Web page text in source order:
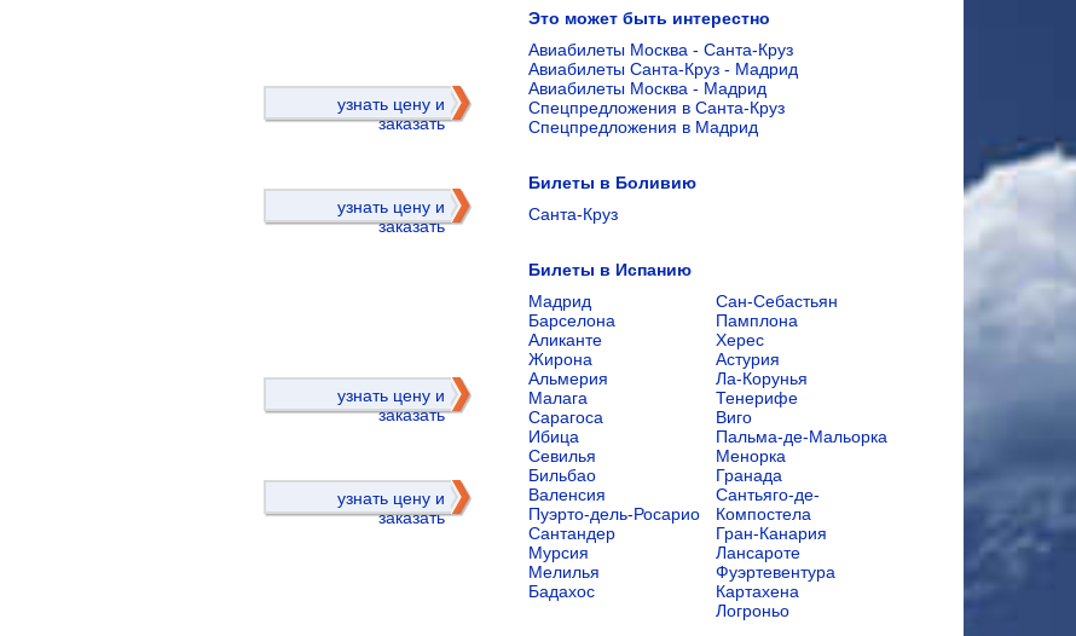
узнать цену и
заказать
узнать цену и
заказать
узнать цену и
заказать
узнать цену и
заказать
Это может быть интерестно
Авиабилеты Москва - Санта-Круз
Авиабилеты Санта-Круз - Мадрид
Авиабилеты Москва - Мадрид
Спецпредложения в Санта-Круз
Спецпредложения в Мадрид
Билеты в Боливию
Санта-Круз
Билеты в Испанию
Мадрид
Барселона
Аликанте
Жирона
Альмерия
Малага
Сарагоса
Ибица
Севилья
Бильбао
Валенсия
Пуэрто-дель-Росарио
Сантандер
Мурсия
Мелилья
Бадахос
Сан-Себастьян
Памплона
Херес
Астурия
Ла-Корунья
Тенерифе
Виго
Пальма-де-Мальорка
Менорка
Гранада
Сантьяго-де-
Компостела
Гран-Канария
Лансароте
Фуэртевентура
Картахена
Логроньо